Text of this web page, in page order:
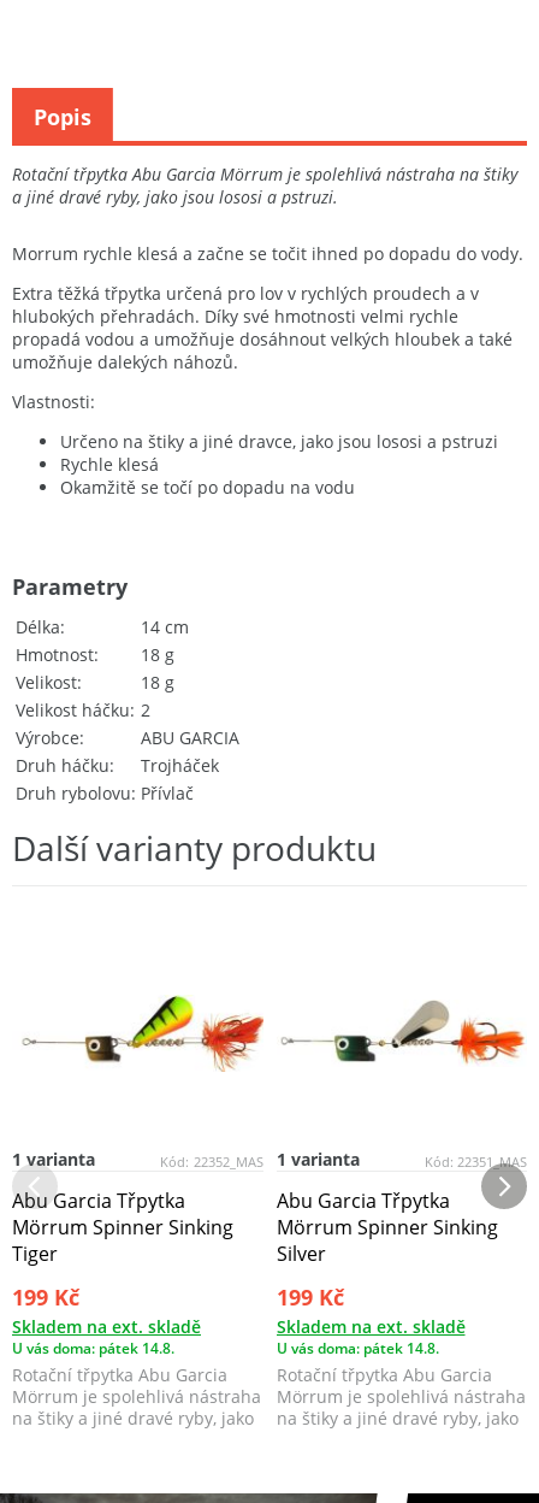
Rotační třpytka Abu Garcia Mörrum je spolehlivá nástraha na štiky
a jiné dravé ryby, jako jsou lososi a pstruzi.
Morrum rychle klesá a začne se točit ihned po dopadu do vody.
Extra těžká třpytka určená pro lov v rychlých proudech a v
hlubokých přehradách. Díky své hmotnosti velmi rychle
propadá vodou a umožňuje dosáhnout velkých hloubek a také
umožňuje dalekých náhozů.
Vlastnosti:
Určeno na štiky a jiné dravce, jako jsou lososi a pstruzi
Rychle klesá
Okamžitě se točí po dopadu na vodu
Délka
14 cm
Hmotnost
18 g
Velikost
18 g
Velikost háčku 2
Výrobce
ABU GARCIA
Druh háčku
Trojháček
Druh rybolovu Přívlač
Parametry
Popis
Další varianty produktu
Kód: 22352_MAS
1 varianta
Abu Garcia Třpytka
Mörrum Spinner Sinking
Tiger
199 Kč
Skladem na ext. skladě
U vás doma: pátek 14.8.
Rotační třpytka Abu Garcia
Mörrum je spolehlivá nástraha
na štiky a jiné dravé ryby, jako
Kód: 22351_MAS
1 varianta
Abu Garcia Třpytka
Mörrum Spinner Sinking
Silver
199 Kč
Skladem na ext. skladě
U vás doma: pátek 14.8.
Rotační třpytka Abu Garcia
Mörrum je spolehlivá nástraha
na štiky a jiné dravé ryby, jako